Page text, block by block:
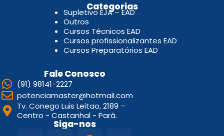
Categorias
Supletivo EJA – EAD
Outros
Cursos Técnicos EAD
Cursos profissionalizantes EAD
Cursos Preparatórios EAD
Fale Conosco
(91) 98141-2227
potenciamaster@hotmail.com
Tv. Conego Luis Leitao, 2189 –
Centro - Castanhal - Pará.
Siga-nos